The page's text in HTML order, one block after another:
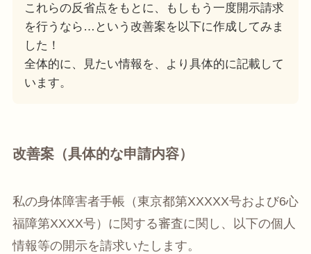
これらの反省点をもとに、もしもう一度開示請求
を行うなら…という改善案を以下に作成してみま
した！
全体的に、見たい情報を、より具体的に記載して
います。
改善案（具体的な申請内容）
私の身体障害者手帳（東京都第XXXXX号および6心
福障第XXXX号）に関する審査に関し、以下の個人
情報等の開示を請求いたします。